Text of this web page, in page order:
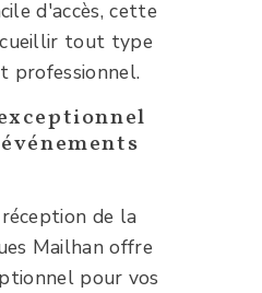
d'accès, cette
tout type
professionnel.
de la
Mailhan offre
pour vos